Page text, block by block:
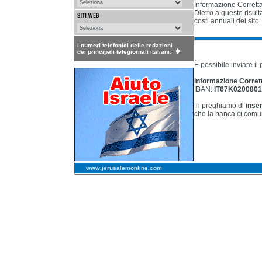
I numeri telefonici delle redazioni
dei principali telegiornali italiani.
Informazione
Dietro a questo
costi annuali del sito.
È possibile inviare il
Informazione
IBAN:
Ti preghiamo di
che la banca ci
www.jerusalemonline.com